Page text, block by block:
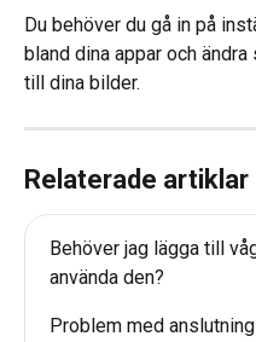
Du behöver du gå in på
bland dina appar och
till dina bilder.
Relaterade artiklar
Behöver jag lägga till
använda den?
Problem med